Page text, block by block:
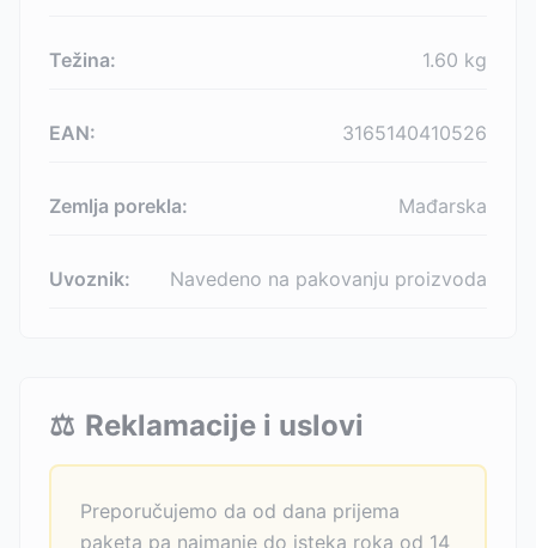
Težina: 1.60 kg
EAN: 3165140410526
Zemlja porekla: Mađarska
Uvoznik: Navedeno na pakovanju proizvoda
⚖️ Reklamacije i uslovi
Preporučujemo da od dana prijema
paketa pa najmanje do isteka roka od 14